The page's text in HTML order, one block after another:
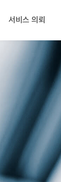
서비스 의뢰
산업안전
기타 (의견서, 교육 등)